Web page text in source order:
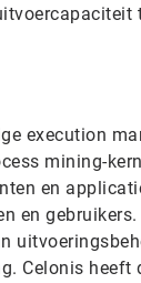
execution
mining-
en
en
Celonis heeft